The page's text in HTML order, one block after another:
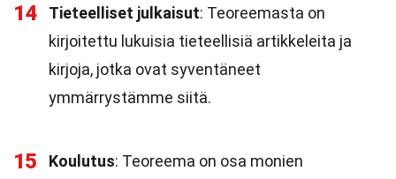
14 Tieteelliset julkaisut: Teoreemasta on
kirjoitettu lukuisia tieteellisiä artikkeleita ja
kirjoja, jotka ovat syventäneet
ymmärrystämme siitä.
15 Koulutus: Teoreema on osa monien